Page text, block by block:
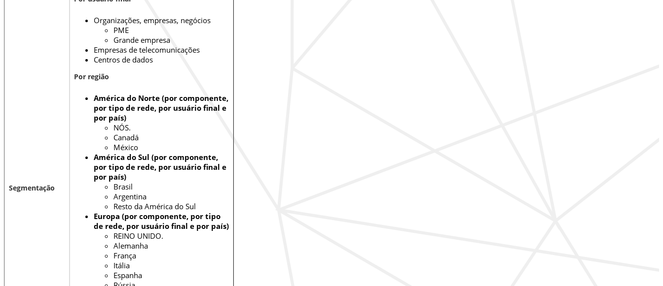
Segmentação
Organizações, empresas, negócios
PME
Grande empresa
Empresas de telecomunicações
Centros de dados
Por região
América do Norte (por componente,
por tipo de rede, por usuário final e
por país)
NÓS.
Canadá
México
América do Sul (por componente,
por tipo de rede, por usuário final e
por país)
Brasil
Argentina
Resto da América do Sul
Europa (por componente, por tipo
de rede, por usuário final e por país)
REINO UNIDO.
Alemanha
França
Itália
Espanha